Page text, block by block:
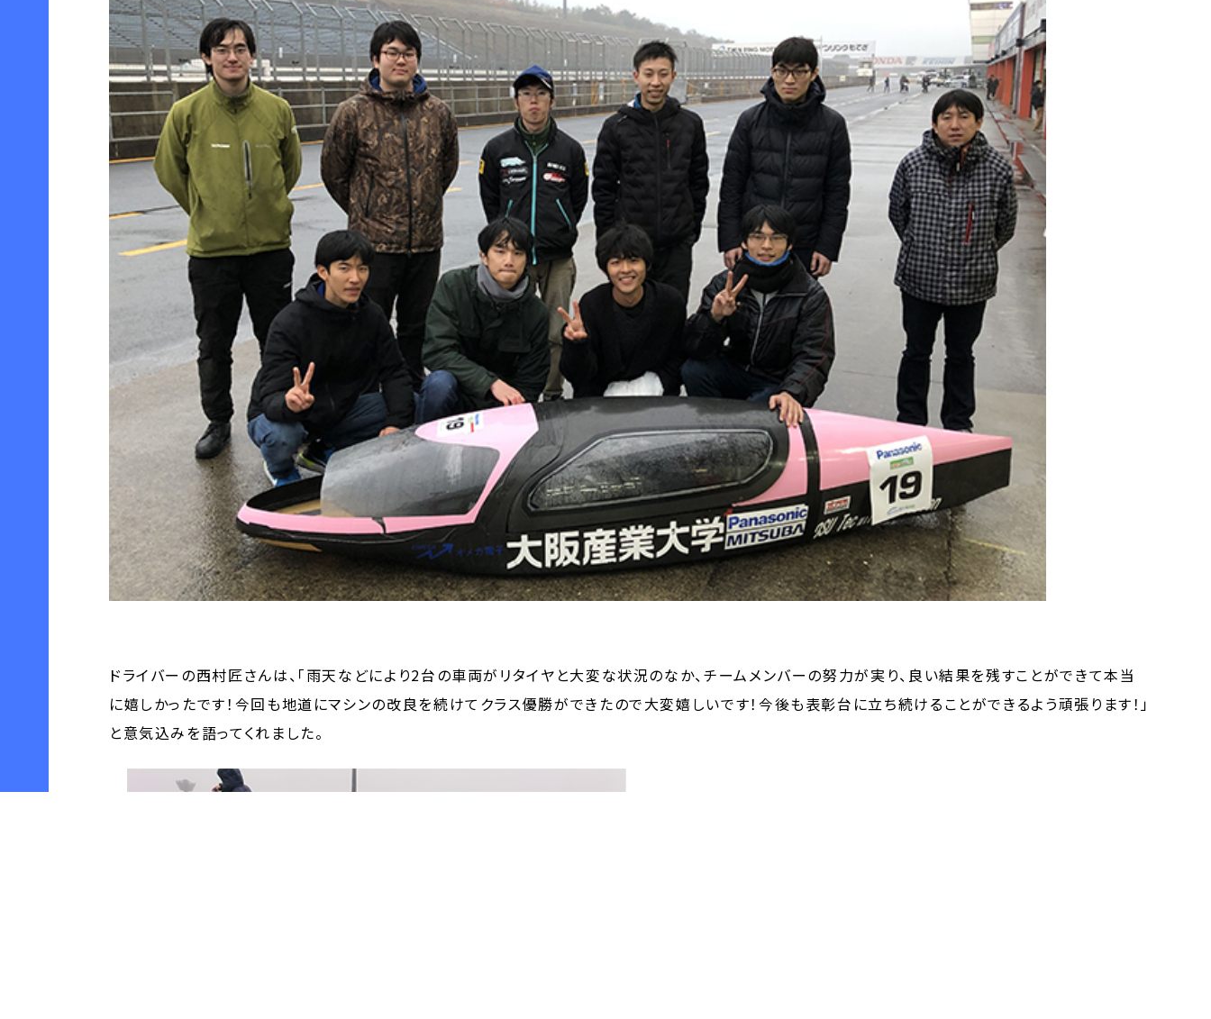
ドライバーの西村匠さんは、「雨天などにより2台の車両がリタイヤと大変な状況のなか、チームメンバーの努力が実り、良い結果を残すことができて本当
に嬉しかったです！今回も地道にマシンの改良を続けてクラス優勝ができたので大変嬉しいです！今後も表彰台に立ち続けることができるよう頑張ります！」
と意気込みを語ってくれました。